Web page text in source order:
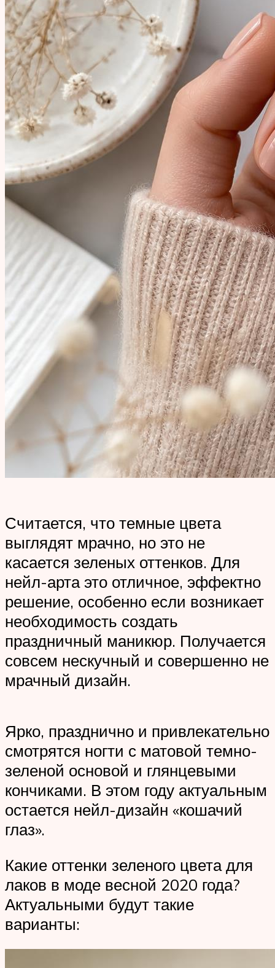
Считается, что темные цвета
выглядят мрачно, но это не
касается зеленых оттенков. Для
нейл-арта это отличное, эффектно
решение, особенно если возникает
необходимость создать
праздничный маникюр. Получается
совсем нескучный и совершенно не
мрачный дизайн.
Ярко, празднично и привлекательно
смотрятся ногти с матовой темно-
зеленой основой и глянцевыми
кончиками. В этом году актуальным
остается нейл-дизайн «кошачий
глаз».
Какие оттенки зеленого цвета для
лаков в моде весной 2020 года?
Актуальными будут такие
варианты: